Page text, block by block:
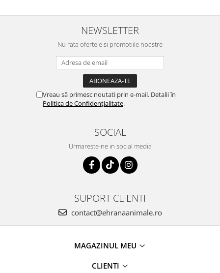
NEWSLETTER
Nu rata ofertele si promotiile noastre
Vreau să primesc noutati prin e-mail. Detalii în
Politica de Confidențialitate.
SOCIAL
Urmareste-ne in social media
SUPORT CLIENTI
contact@ehranaanimale.ro
MAGAZINUL MEU
CLIENTI